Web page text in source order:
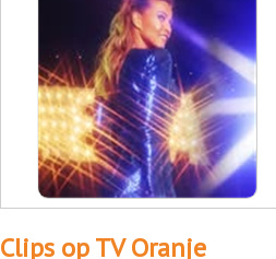
ORANJE KROON
TV ORANJE TOP 1000
11 VAN ORANJE
Clips op TV Oranje